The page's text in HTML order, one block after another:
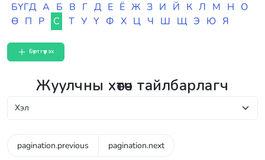
БҮГД А Б В Г Д Е Ё Ж З И Й К Л М Н О
Ө П Р С Т У Ү Ф Х Ц Ч Ш Щ Э Ю Я
Бүртгүүлэх
Жуулчны хөтөч тайлбарлагч
pagination.previous pagination.next